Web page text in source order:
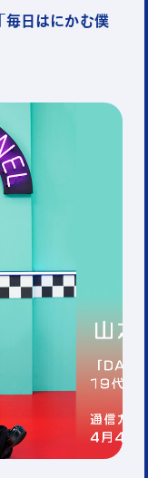
毎日はにかむ僕